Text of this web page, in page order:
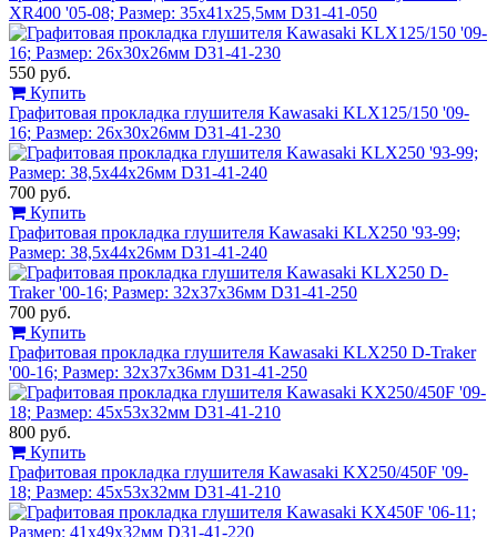
XR400 '05-08; Размер: 35x41x25,5мм D31-41-050
550 руб.
Купить
Графитовая прокладка глушителя Kawasaki KLX125/150 '09-
16; Размер: 26x30x26мм D31-41-230
700 руб.
Купить
Графитовая прокладка глушителя Kawasaki KLX250 '93-99;
Размер: 38,5x44x26мм D31-41-240
700 руб.
Купить
Графитовая прокладка глушителя Kawasaki KLX250 D-Traker
'00-16; Размер: 32x37x36мм D31-41-250
800 руб.
Купить
Графитовая прокладка глушителя Kawasaki KX250/450F '09-
18; Размер: 45x53x32мм D31-41-210